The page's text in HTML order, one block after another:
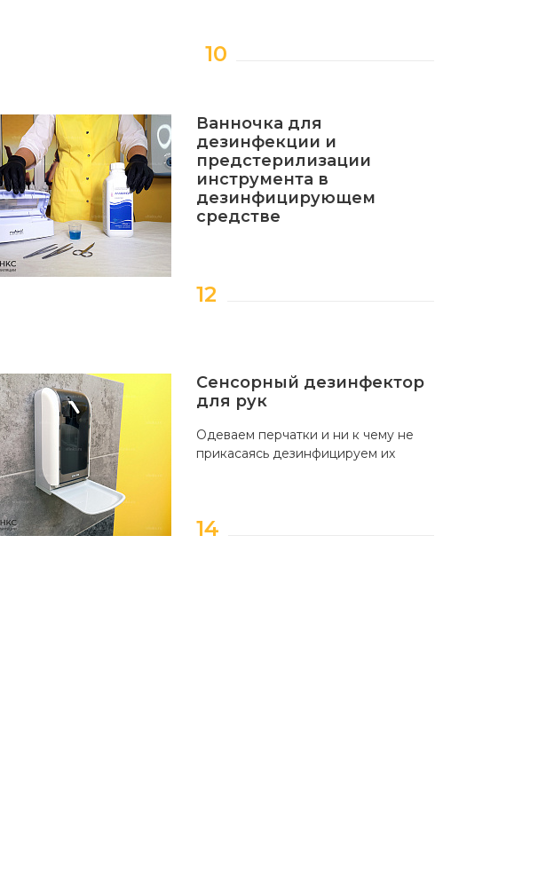
Ванночка для
дезинфекции и
предстерилизации
инструмента в
дезинфицирующем
средстве
Сенсорный дезинфектор
для рук
Одеваем перчатки и ни к чему не
прикасаясь дезинфицируем их